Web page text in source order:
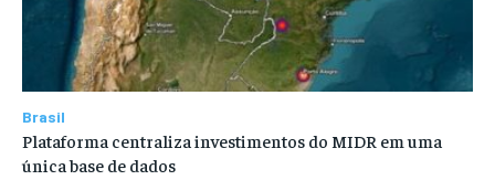
Brasil
Plataforma centraliza investimentos do MIDR em uma
única base de dados